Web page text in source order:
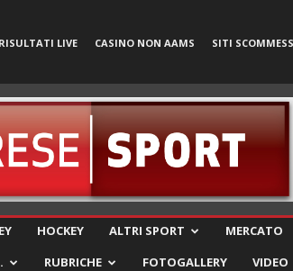
RISULTATI LIVE CASINO NON AAMS SITI
HOCKEY ALTRI SPORT
MERCATO
RUBRICHE FOTOGALLERY VIDEO